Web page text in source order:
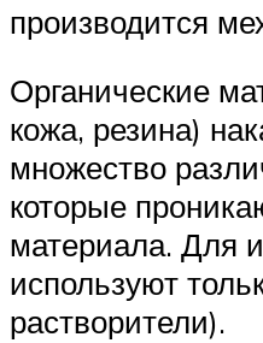
производится
Органические
кожа, резина)
множество
которые
материала. Для
используют
растворители).